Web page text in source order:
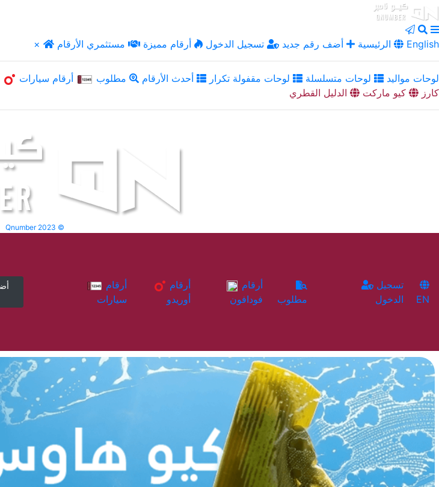
× الرئيسية أضف رقم جديد تسجيل الدخول أرقام مميزة مستثمري الأرقام English
لوحات مواليد لوحات متسلسلة لوحات مقفولة تكرار أحدث الأرقام مطلوب أرقام سيارات
كارز
كيو ماركت الدليل القطري
Qnumber 2023 ©
سيارات
أوريدو
فودافون
مطلوب
الدخول
EN